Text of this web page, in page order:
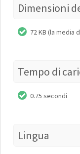
Dimensioni
72 KB (la media
Tempo di
0.75 secondi
Lingua